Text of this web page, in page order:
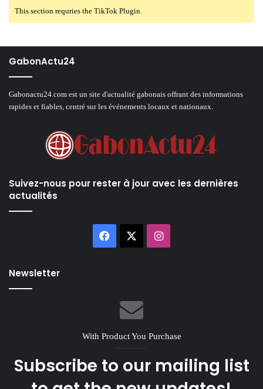
This section requries the TikTok Plugin.
GabonActu24
Gabonactu24.com est un site d'actualité gabonais offrant des informations
rapides et fiables, centré sur les événements locaux et nationaux.
Suivez-nous pour rester à jour avec les dernières
actualités
Facebook Instagram
Newsletter
With Product You Purchase
Subscribe to our mailing list